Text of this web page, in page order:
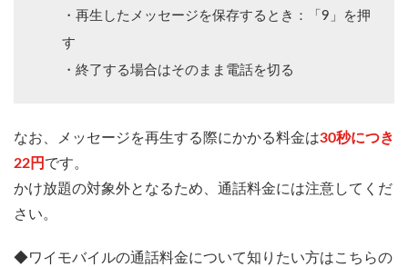
・再生したメッセージを保存するとき：「9」を押
す
・終了する場合はそのまま電話を切る
なお、メッセージを再生する際にかかる料金は30秒につき
22円 です。
かけ放題の対象外となるため、通話料金には注意してくだ
さい。
◆ワイモバイルの通話料金について知りたい方はこちらの